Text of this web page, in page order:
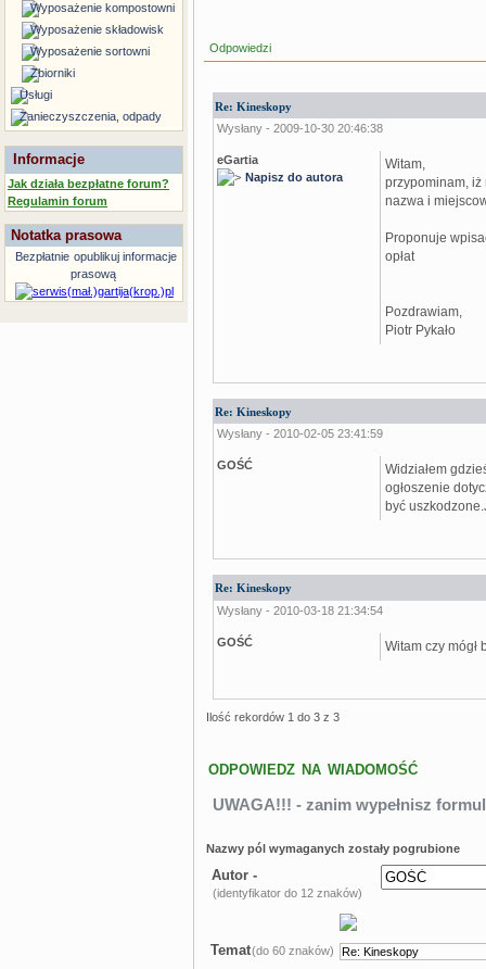
Wyposażenie kompostowni
Wyposażenie składowisk
Wyposażenie sortowni
Zbiorniki
Usługi
Zanieczyszczenia, odpady
Informacje
Jak działa bezpłatne forum?
Regulamin forum
Notatka prasowa
Bezpłatnie opublikuj informacje
prasową
Odpowiedzi
Re: Kineskopy
Wysłany - 2009-10-30 20:46:38
eGartia
Napisz do autora
Witam,
przypominam,
nazwa i
Proponuje
opłat
Pozdrawiam,
Piotr Pykało
Re: Kineskopy
Wysłany - 2010-02-05 23:41:59
GOŚĆ
Widziałem
ogłoszenie
być
Re: Kineskopy
Wysłany - 2010-03-18 21:34:54
GOŚĆ Witam czy
Ilość rekordów 1 do 3 z 3
ODPOWIEDZ NA WIADOMOŚĆ
UWAGA!!! - zanim wypełnisz
Nazwy pól wymaganych zostały pogrubione
Autor -
(identyfikator do 12 znaków)
Temat(do 60 znaków)